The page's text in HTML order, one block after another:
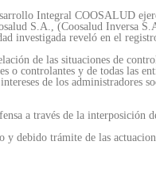
Integral COOSALUD
S.A., (Coosalud
investigada reveló en el
de las situaciones de
o controlantes y de todas las
de los
a través de la
debido trámite de las